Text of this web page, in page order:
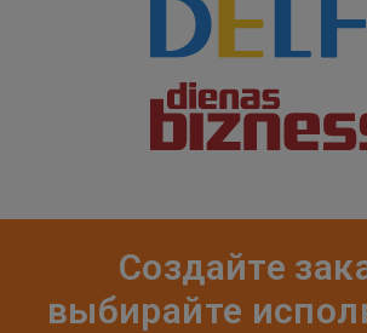
Создайте
выбирайте